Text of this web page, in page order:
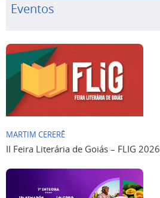
Eventos
MARTIM CERERÊ
II Feira Literária de Goiás – FLIG 2026